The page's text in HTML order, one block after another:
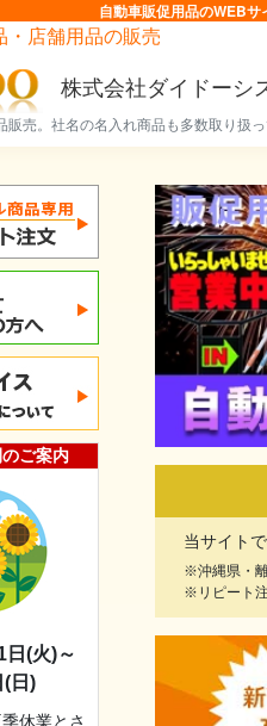
自動車販促用品のWEBサ
・店舗用品の販売
株式会社ダイドーシ
売。社名の名入れ商品も多数取り扱っ
ご案内
日(火)～
(日)
休業とさ
当サイト
※沖縄県・
※リピート